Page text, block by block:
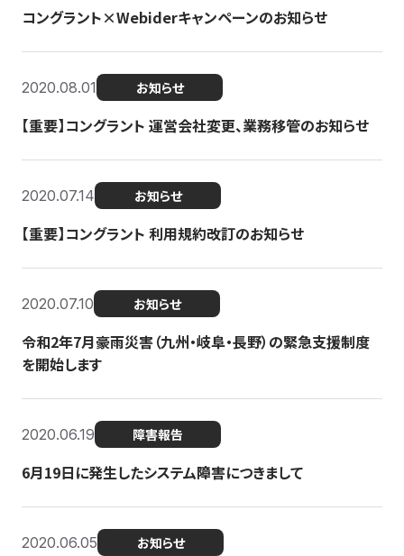
コングラント×Webiderキャンペーンのお知らせ
2020.08.01 お知らせ
【重要】コングラント 運営会社変更、業務移管のお知らせ
2020.07.14 お知らせ
【重要】コングラント 利用規約改訂のお知らせ
2020.07.10 お知らせ
令和2年7月豪雨災害（九州・岐阜・長野）の緊急支援制度
を開始します
2020.06.19 障害報告
6月19日に発生したシステム障害につきまして
2020.06.05 お知らせ